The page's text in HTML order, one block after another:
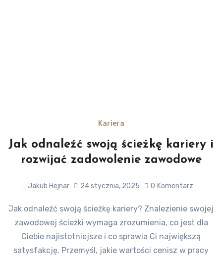
Kariera
Jak odnaleźć swoją ścieżkę kariery i
rozwijać zadowolenie zawodowe
Jakub Hejnar 24 stycznia, 2025 0 Komentarz
Jak odnaleźć swoją ścieżkę kariery? Znalezienie swojej
zawodowej ścieżki wymaga zrozumienia, co jest dla
Ciebie najistotniejsze i co sprawia Ci największą
satysfakcję. Przemyśl, jakie wartości cenisz w pracy